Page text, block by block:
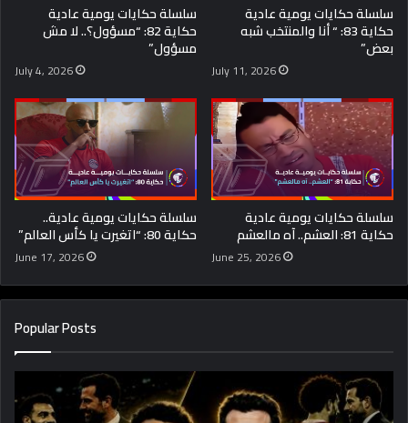
سلسلة حكايات يومية عادية
حكاية 83: “ أنا والمنتخب شبه
بعض”
July 11, 2026
سلسلة حكايات يومية عادية
حكاية 82: “مسؤول؟.. لا مش
مسؤول”
July 4, 2026
سلسلة حكايات يومية عادية
حكاية 81: العشم.. آه مالعشم
June 25, 2026
سلسلة حكايات يومية عادية..
حكاية 80: “اتغيرت يا كأس العالم”
June 17, 2026
Popular Posts